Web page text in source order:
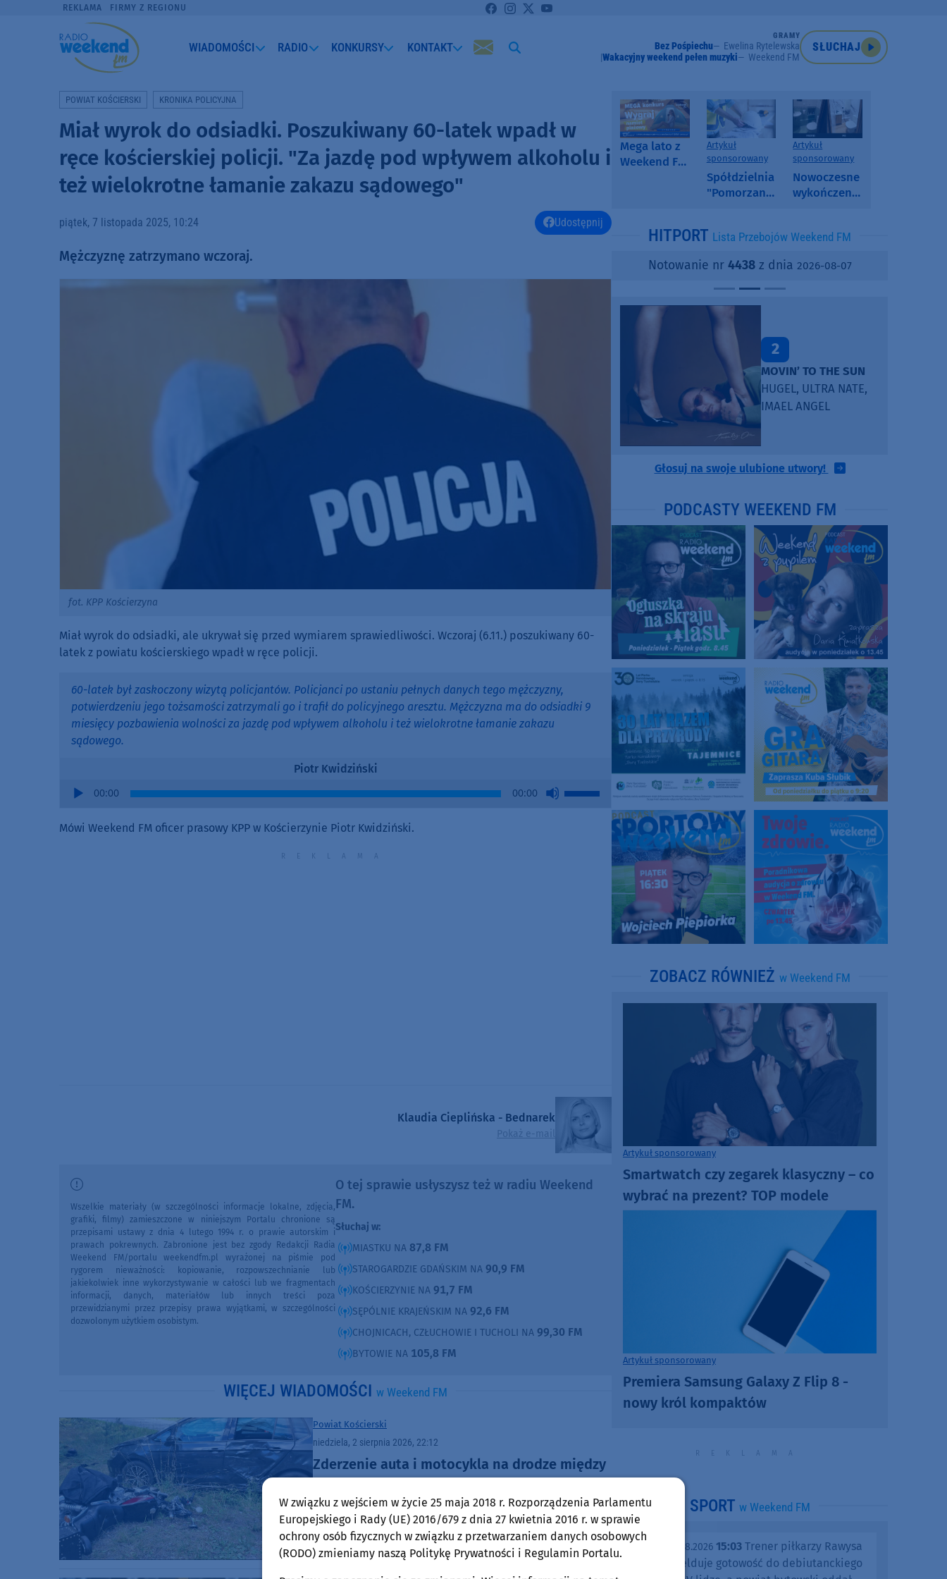
REKLAMA FIRMY Z REGIONU
WIADOMOŚCI RADIO KONKURSY KONTAKT
GRAMY
Bez Pośpiechu
Ewelina Rytelewska
Wakacyjny weekend pełen muzyki
Weekend FM
SŁUCHAJ
POWIAT KOŚCIERSKI KRONIKA POLICYJNA
Miał wyrok do odsiadki. Poszukiwany 60-latek wpadł w
ręce kościerskiej policji. "Za jazdę pod wpływem alkoholu i
też wielokrotne łamanie zakazu sądowego"
piątek, 7 listopada 2025, 10:24 Udostępnij
Mężczyznę zatrzymano wczoraj.
fot. KPP Kościerzyna
Miał wyrok do odsiadki, ale ukrywał się przed wymiarem sprawiedliwości. Wczoraj (6.11.) poszukiwany 60-
latek z powiatu kościerskiego wpadł w ręce policji.
60-latek był zaskoczony wizytą policjantów. Policjanci po ustaniu pełnych danych tego mężczyzny,
potwierdzeniu jego tożsamości zatrzymali go i trafił do policyjnego aresztu. Mężczyzna ma do odsiadki 9
miesięcy pozbawienia wolności za jazdę pod wpływem alkoholu i też wielokrotne łamanie zakazu
sądowego.
Piotr Kwidziński
Audio
00:00 00:00
Use
Mówi Weekend FM oficer prasowy KPP w Kościerzynie Piotr Kwidziński.
Klaudia Cieplińska - Bednarek
Pokaż e-mail
O tej sprawie usłyszysz też w radiu Weekend
FM.
Słuchaj w:
MIASTKU NA 87,8 FM
STAROGARDZIE GDAŃSKIM NA 90,9 FM
KOŚCIERZYNIE NA 91,7 FM
SĘPÓLNIE KRAJEŃSKIM NA 92,6 FM
CHOJNICACH, CZŁUCHOWIE I TUCHOLI NA 99,30 FM
BYTOWIE NA 105,8 FM
Wszelkie materiały (w szczególności informacje lokalne, zdjęcia,
grafiki, filmy) zamieszczone w niniejszym Portalu chronione są
przepisami ustawy z dnia 4 lutego 1994 r. o prawie autorskim i
prawach pokrewnych. Zabronione jest bez zgody Redakcji Radia
Weekend FM/portalu weekendfm.pl wyrażonej na piśmie pod
rygorem nieważności: kopiowanie, rozpowszechnianie lub
jakiekolwiek inne wykorzystywanie w całości lub we fragmentach
informacji, danych, materiałów lub innych treści poza
przewidzianymi przez przepisy prawa wyjątkami, w szczególności
dozwolonym użytkiem osobistym.
WIĘCEJ WIADOMOŚCI w Weekend FM
Powiat Kościerski
niedziela, 2 sierpnia 2026, 22:12
Zderzenie auta i motocykla na drodze między
Mega lato z
Weekend FM
Artykuł
sponsorowany
Spółdzielnia
"Pomorzanka"
informuje o
i ofertach
najmu
Artykuł
sponsorowany
Nowoczesne
wykończenia
SPC, WPC i
kamienny
HITPORT Lista Przebojów Weekend FM
Notowanie nr 4438z dnia 2026-08-07
2
MOVIN’ TO THE SUN
HUGEL, ULTRA NATE,
IMAEL ANGEL
Głosuj na swoje ulubione utwory!
PODCASTY WEEKEND FM
ZOBACZ RÓWNIEŻ w Weekend FM
Artykuł sponsorowany
Smartwatch czy zegarek klasyczny – co
wybrać na prezent? TOP modele
Artykuł sponsorowany
Premiera Samsung Galaxy Z Flip 8 -
nowy król kompaktów
SPORT w Weekend FM
piątek, 07.08.2026 15:03 Trener piłkarzy Rawysa
Raciąż melduje gotowość do debiutanckiego
W związku z wejściem w życie 25 maja 2018 r. Rozporządzenia Parlamentu
Europejskiego i Rady (UE) 2016/679 z dnia 27 kwietnia 2016 r. w sprawie
ochrony osób fizycznych w związku z przetwarzaniem danych osobowych
(RODO) zmieniamy naszą Politykę Prywatności i Regulamin Portalu.